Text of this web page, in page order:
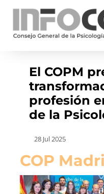
El COPM
profesión
de la
28 Jul 2025
COP